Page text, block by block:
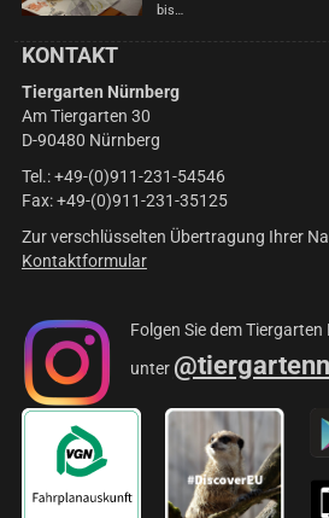
bis…
KONTAKT
Tiergarten Nürnberg
Am Tiergarten 30
D-90480 Nürnberg
Tel.: +49-(0)911-231-54546
Fax: +49-(0)911-231-35125
Zur verschlüsselten Übertragung Ihrer
Kontaktformular
Folgen Sie dem
unter